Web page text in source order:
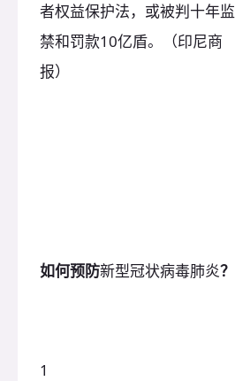
者权益保护法，或被判十年监
禁和罚款10亿盾。（印尼商
报）
如何预防新型冠状病毒肺炎？
1